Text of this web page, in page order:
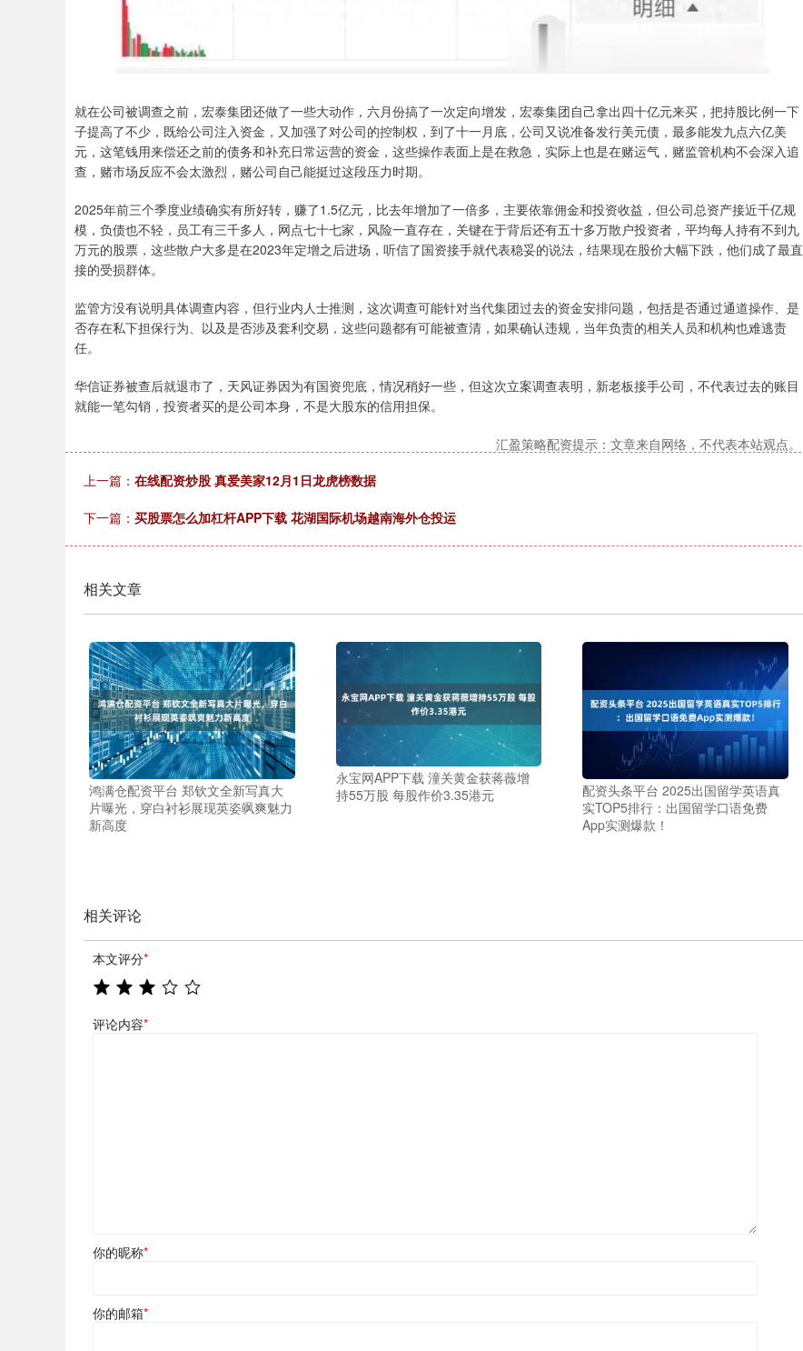
就在公司被调查之前，宏泰集团还做了一些大动作，六月份搞了一次定向增发，宏泰集团自己拿出四十亿元来买，把持股比例一下
子提高了不少，既给公司注入资金，又加强了对公司的控制权，到了十一月底，公司又说准备发行美元债，最多能发九点六亿美
元，这笔钱用来偿还之前的债务和补充日常运营的资金，这些操作表面上是在救急，实际上也是在赌运气，赌监管机构不会深入追
查，赌市场反应不会太激烈，赌公司自己能挺过这段压力时期。
2025年前三个季度业绩确实有所好转，赚了1.5亿元，比去年增加了一倍多，主要依靠佣金和投资收益，但公司总资产接近千亿规
模，负债也不轻，员工有三千多人，网点七十七家，风险一直存在，关键在于背后还有五十多万散户投资者，平均每人持有不到九
万元的股票，这些散户大多是在2023年定增之后进场，听信了国资接手就代表稳妥的说法，结果现在股价大幅下跌，他们成了最直
接的受损群体。
监管方没有说明具体调查内容，但行业内人士推测，这次调查可能针对当代集团过去的资金安排问题，包括是否通过通道操作、是
否存在私下担保行为、以及是否涉及套利交易，这些问题都有可能被查清，如果确认违规，当年负责的相关人员和机构也难逃责
任。
华信证券被查后就退市了，天风证券因为有国资兜底，情况稍好一些，但这次立案调查表明，新老板接手公司，不代表过去的账目
就能一笔勾销，投资者买的是公司本身，不是大股东的信用担保。
汇盈策略配资提示：文章来自网络，不代表本站观点。
上一篇： 在线配资炒股 真爱美家12月1日龙虎榜数据
下一篇： 买股票怎么加杠杆APP下载 花湖国际机场越南海外仓投运
相关文章
鸿满仓配资平台 郑钦文全新写真大
片曝光，穿白衬衫展现英姿飒爽魅力
新高度
永宝网APP下载 潼关黄金获蒋薇增
持55万股 每股作价3.35港元
配资头条平台 2025出国留学英语真
实TOP5排行：出国留学口语免费
App实测爆款！
相关评论
本文评分*
评论内容*
你的昵称*
你的邮箱*